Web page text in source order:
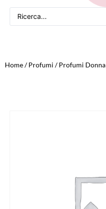
Home/Profumi /Profumi Donna